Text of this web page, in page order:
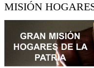
MISIÓN